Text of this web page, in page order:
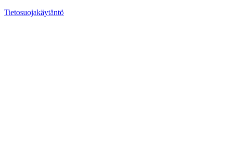
Tietosuojakäytäntö